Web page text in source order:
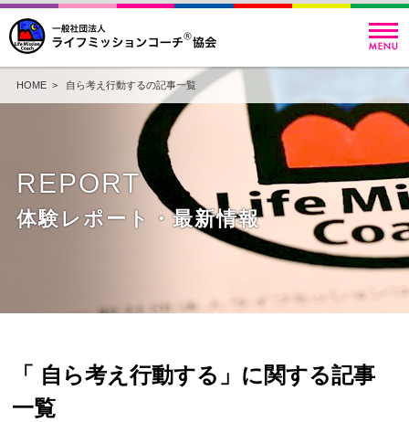
HOME> 自ら考え行動するの記事一覧
REPORT
体験レポート・最新情報
「 自ら考え行動する」に関する記事
一覧